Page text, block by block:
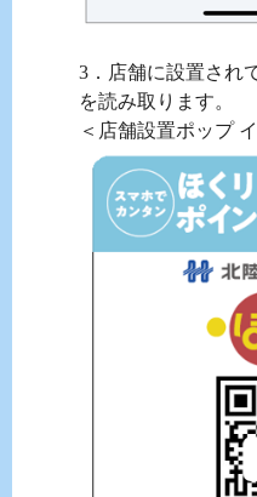
3．店舗に設置され
を読み取ります。
＜店舗設置ポップ